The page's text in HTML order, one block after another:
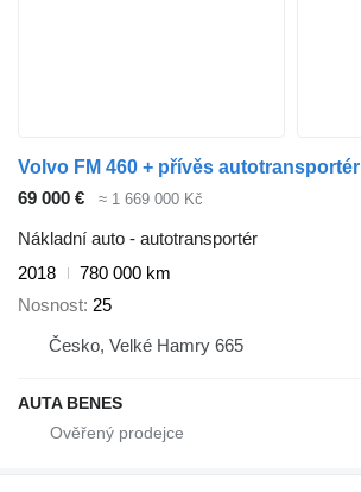
Volvo FM 460 + přívěs autotransportér
69 000 €
≈ 1 669 000 Kč
Nákladní auto - autotransportér
2018
780 000 km
Nosnost 25
Česko, Velké Hamry 665
AUTA BENES